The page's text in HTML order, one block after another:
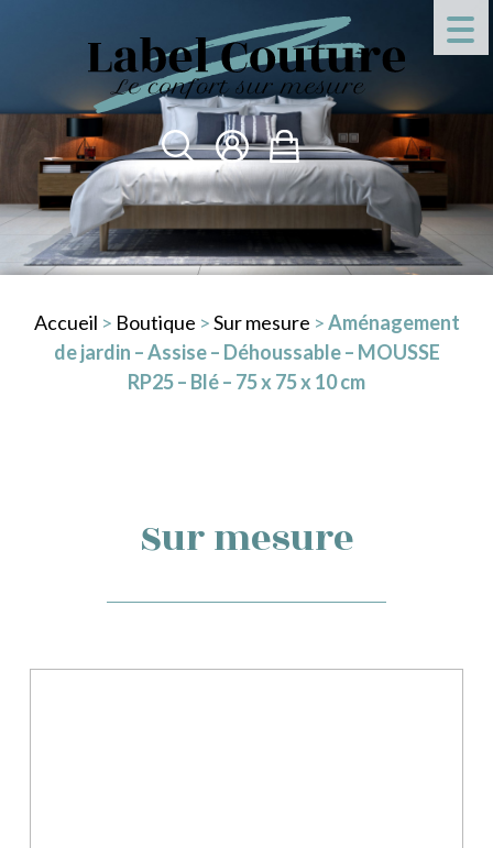
Accueil > Boutique >Sur mesure >Aménagement
de jardin – Assise – Déhoussable – MOUSSE
RP25 – Blé – 75 x 75 x 10 cm
Sur mesure